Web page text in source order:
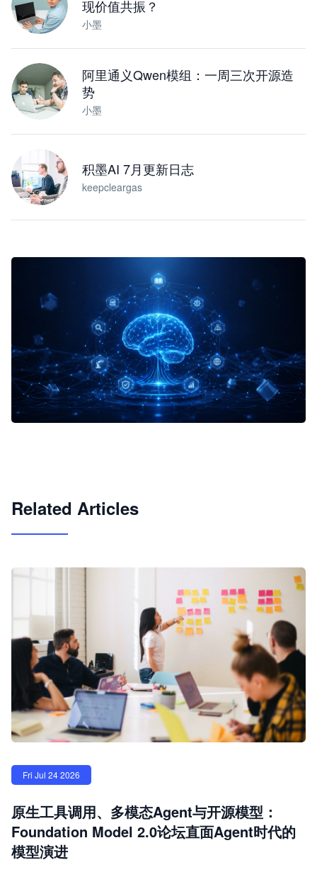
现价值共振？
小墨
阿里通义Qwen模组：一周三次开源造
势
小墨
积墨AI 7月更新日志
keepcleargas
Related Articles
Fri Jul 24 2026
原生工具调用、多模态Agent与开源模型：
Foundation Model 2.0论坛直面Agent时代的
模型演进